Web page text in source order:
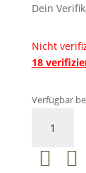
Dein
Nicht
18
Verfügbar
10
Gas
 